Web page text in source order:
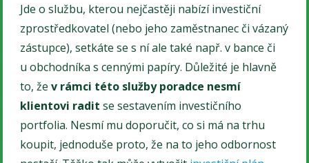
Jde o službu, kterou nejčastěji nabízí investiční
zprostředkovatel (nebo jeho zaměstnanec či vázaný
zástupce), setkáte se s ní ale také např. v bance či
u obchodníka s cennými papíry. Důležité je hlavně
to, žev rámci této služby poradce nesmí
klientovi radit se sestavením investičního
portfolia. Nesmí mu doporučit, co si má na trhu
koupit, jednoduše proto, že na to jeho odbornost